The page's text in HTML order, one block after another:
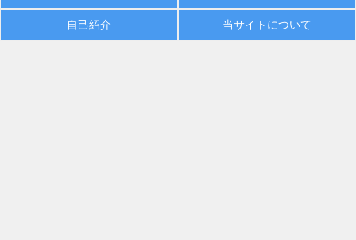
自己紹介 当サイトについて